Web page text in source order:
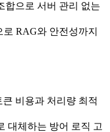
합으로 서버 관리 없는
로 RAG와 안전성까지
비용과 처리량 최적
대체하는 방어 로직 고